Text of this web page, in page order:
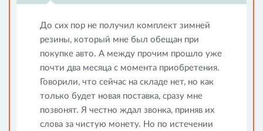
До сих пор не получил комплект зимней
резины, который мне был обещан при
покупке авто. А между прочим прошло уже
почти два месяца с момента приобретения.
Говорили, что сейчас на складе нет, но как
только будет новая поставка, сразу мне
позвонят. Я честно ждал звонка, приняв их
слова за чистую монету. Но по истечении